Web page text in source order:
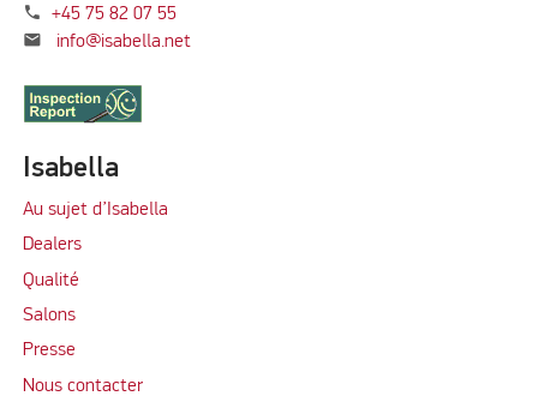
phone +45 75 82 07 55
mail info@isabella.net
Isabella
Au sujet d’Isabella
Dealers
Qualité
Salons
Presse
Nous contacter